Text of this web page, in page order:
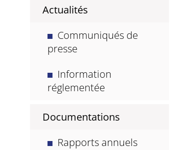
Actualités
Communiqués de
presse
Information
réglementée
Documentations
Rapports annuels